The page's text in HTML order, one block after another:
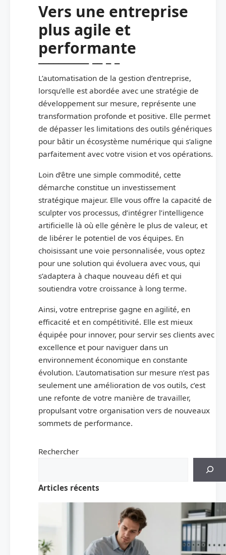
Vers une entreprise
plus agile et
performante
L’automatisation de la gestion d’entreprise,
lorsqu’elle est abordée avec une stratégie de
développement sur mesure, représente une
transformation profonde et positive. Elle permet
de dépasser les limitations des outils génériques
pour bâtir un écosystème numérique qui s’aligne
parfaitement avec votre vision et vos opérations.
Loin d’être une simple commodité, cette
démarche constitue un investissement
stratégique majeur. Elle vous offre la capacité de
sculpter vos processus, d’intégrer l’intelligence
artificielle là où elle génère le plus de valeur, et
de libérer le potentiel de vos équipes. En
choisissant une voie personnalisée, vous optez
pour une solution qui évoluera avec vous, qui
s’adaptera à chaque nouveau défi et qui
soutiendra votre croissance à long terme.
Ainsi, votre entreprise gagne en agilité, en
efficacité et en compétitivité. Elle est mieux
équipée pour innover, pour servir ses clients avec
excellence et pour naviguer dans un
environnement économique en constante
évolution. L’automatisation sur mesure n’est pas
seulement une amélioration de vos outils, c’est
une refonte de votre manière de travailler,
propulsant votre organisation vers de nouveaux
sommets de performance.
Rechercher
Articles récents